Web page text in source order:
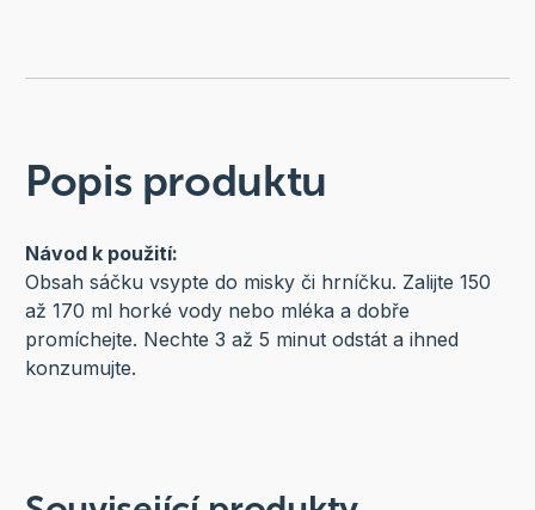
Popis produktu
Návod k použití:
Obsah sáčku vsypte do misky či hrníčku. Zalijte 150
až 170 ml horké vody nebo mléka a dobře
promíchejte. Nechte 3 až 5 minut odstát a ihned
konzumujte.